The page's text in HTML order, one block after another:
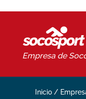
Empresa de
Inicio /